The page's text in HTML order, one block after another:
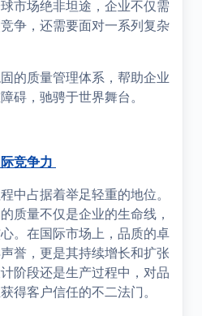
市场绝非坦途，企业不仅需
争，还需要面对一系列复杂
的质量管理体系，帮助企业
碍，驰骋于世界舞台。
竞争力
中占据着举足轻重的地位。
质量不仅是企业的生命线，
。在国际市场上，品质的卓
誉，更是其持续增长和扩张
阶段还是生产过程中，对品
得客户信任的不二法门。